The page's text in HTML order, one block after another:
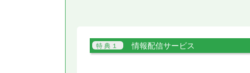
情報配信サービス